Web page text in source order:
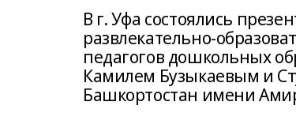
В г. Уфа состоялись
развлекательно-
педагогов дошкольных
Камилем Бузыкаевым и
Башкортостан имени